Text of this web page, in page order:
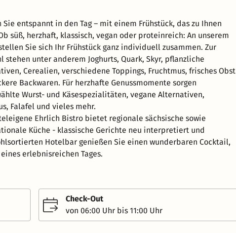
Sie entspannt in den Tag – mit einem Frühstück, das zu Ihnen
süß, herzhaft, klassisch, vegan oder proteinreich: An unserem
Sie sich Ihr Frühstück ganz individuell zusammen. Zur
stehen unter anderem Joghurts, Quark, Skyr, pflanzliche
Cerealien, verschiedene Toppings, Fruchtmus, frisches Obst
Backwaren. Für herzhafte Genussmomente sorgen
Wurst- und Käsespezialitäten, vegane Alternativen,
Falafel und vieles mehr.
Ehrlich Bistro bietet regionale sächsische sowie
Küche - klassische Gerichte neu interpretiert und
Hotelbar genießen Sie einen wunderbaren Cocktail,
erlebnisreichen Tages.
Check-Out
von 06:00 Uhr bis 11:00 Uhr